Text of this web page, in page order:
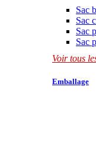
Sac
Sac
Sac
Sac
Voir tous
Emballage